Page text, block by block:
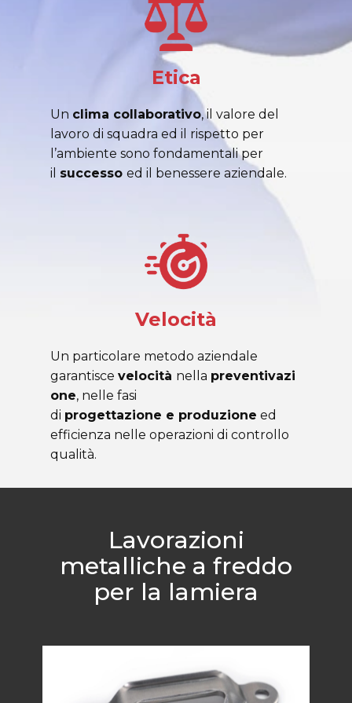
Etica
Un clima collaborativo, il valore del
lavoro di squadra ed il rispetto per
l’ambiente sono fondamentali per
il successo ed il benessere aziendale.
Velocità
Un particolare metodo aziendale
garantisce velocità nella preventivazi
one, nelle fasi
di progettazione e produzione ed
efficienza nelle operazioni di controllo
qualità.
Lavorazioni
metalliche a freddo
per la lamiera